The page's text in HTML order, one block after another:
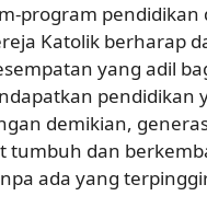
program pendidikan
Katolik berharap
yang adil
pendidikan
demikian,
tumbuh dan
ada yang